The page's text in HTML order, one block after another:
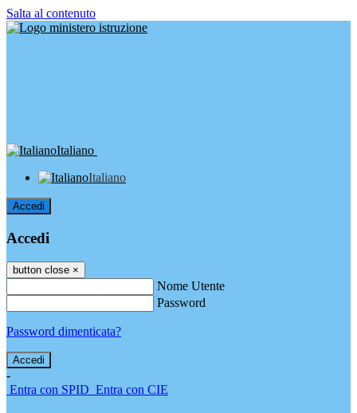
Salta al contenuto
Italiano
Italiano
Accedi
Accedi
button close ×
Nome Utente
Password
Password dimenticata?
-
Entra con SPID Entra con CIE